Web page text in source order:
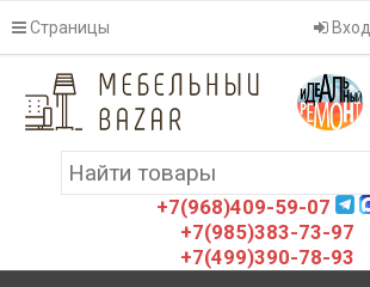
Страницы Вход
+7(968)409-59-07
+7(985)383-73-97
+7(499)390-78-93